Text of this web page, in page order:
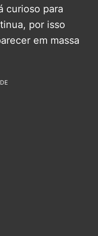
curioso para
por isso
em massa